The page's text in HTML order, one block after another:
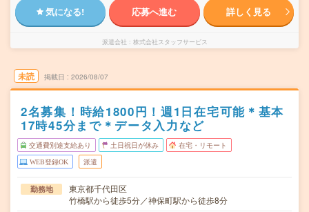
気になる! 応募へ進む 詳しく見る
派遣会社 株式会社スタッフサービス
未読 掲載日 2026/08/07
2名募集！時給1800円！週1日在宅可能＊基本
17時45分まで＊データ入力など
交通費別途支給あり 土日祝日が休み 在宅・リモート
WEB登録OK 派遣
勤務地
東京都千代田区
竹橋駅から徒歩5分／神保町駅から徒歩8分